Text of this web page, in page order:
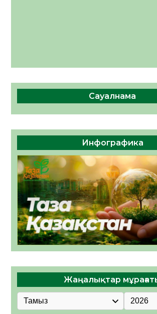
Сауалнама
Инфографика
Жаңалықтар